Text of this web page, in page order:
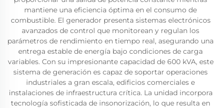
mantiene una eficiencia óptima en el consumo de
combustible. El generador presenta sistemas electrónicos
avanzados de control que monitorean y regulan los
parámetros de rendimiento en tiempo real, asegurando una
entrega estable de energía bajo condiciones de carga
variables. Con su impresionante capacidad de 600 kVA, este
sistema de generación es capaz de soportar operaciones
industriales a gran escala, edificios comerciales e
instalaciones de infraestructura crítica. La unidad incorpora
tecnología sofisticada de insonorización, lo que resulta en